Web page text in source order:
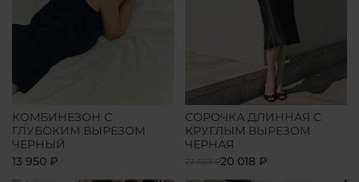
КОМБИНЕЗОН С
ГЛУБОКИМ ВЫРЕЗОМ
ЧЕРНЫЙ
13 950 ₽
СОРОЧКА ДЛИННАЯ С
КРУГЛЫМ ВЫРЕЗОМ
ЧЕРНАЯ
23 550 ₽20 018 ₽